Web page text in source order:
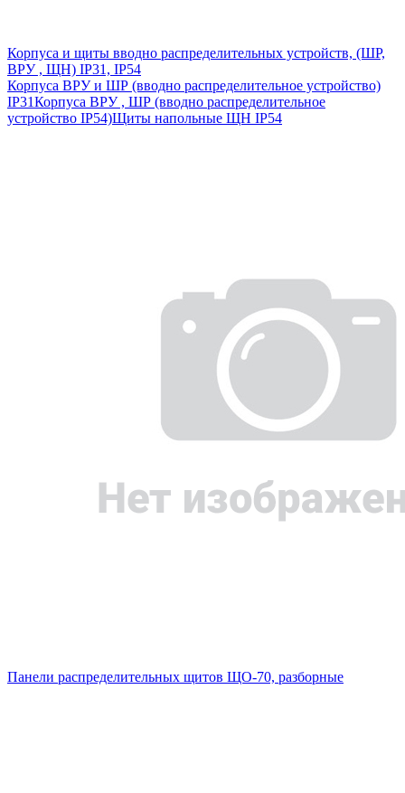
Корпуса и щиты вводно распределительных устройств, (ШР,
ВРУ , ЩН) IP31, IP54
Корпуса ВРУ и ШР (вводно распределительное устройство)
IP31Корпуса ВРУ , ШР (вводно распределительное
устройство IP54)Щиты напольные ЩН IP54
Панели распределительных щитов ЩО-70, разборные